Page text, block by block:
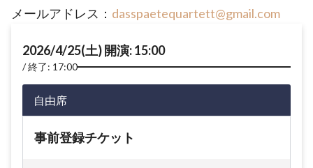
メールアドレス： dasspaetequartett@gmail.com
2026/4/25(土) 開演: 15:00
終了: 17:00
自由席
事前登録チケット